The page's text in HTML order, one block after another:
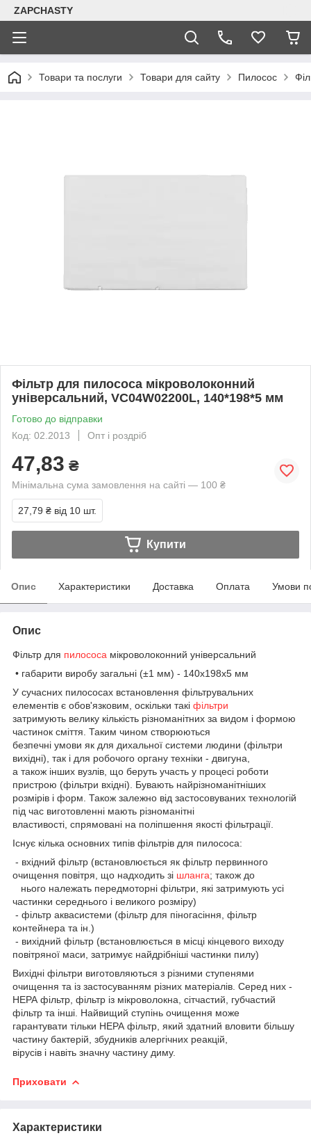
ZAPCHASTY
Товари та послуги Товари для сайту Пилосос
Фільтр для пилососа мікроволоконний
універсальний, VC04W02200L, 140*198*5 мм
Готово до відправки
Код: 02.2013
Опт і роздріб
47,83 ₴
Мінімальна сума замовлення на сайті — 100 ₴
27,79 ₴ від 10 шт.
Купити
Опис Характеристики Доставка Оплата Умови
Опис
Фільтр для пилососа мікроволоконний універсальний
• габарити виробу загальні (±1 мм) - 140х198х5 мм
У сучасних пилососах встановлення фільтрувальних
елементів є обов'язковим, оскільки такі фільтри
затримують велику кількість різноманітних за видом і формою
частинок сміття. Таким чином створюються
безпечні умови як для дихальної системи людини (фільтри
вихідні), так і для робочого органу техніки - двигуна,
а також інших вузлів, що беруть участь у процесі роботи
пристрою (фільтри вхідні). Бувають найрізноманітніших
розмірів і форм. Також залежно від застосовуваних технологій
під час виготовленні мають різноманітні
властивості, спрямовані на поліпшення якості фільтрації.
Існує кілька основних типів фільтрів для пилососа:
- вхідний фільтр (встановлюється як фільтр первинного
очищення повітря, що надходить зі шланга; також до
нього належать передмоторні фільтри, які затримують усі
частинки середнього і великого розміру)
- фільтр аквасистеми (фільтр для піногасіння, фільтр
контейнера та ін.)
- вихідний фільтр (встановлюється в місці кінцевого виходу
повітряної маси, затримує найдрібніші частинки пилу)
Вихідні фільтри виготовляються з різними ступенями
очищення та із застосуванням різних матеріалів. Серед них -
НЕРА фільтр, фільтр із мікроволокна, сітчастий, губчастий
фільтр та інші. Найвищий ступінь очищення може
гарантувати тільки НЕРА фільтр, який здатний вловити більшу
частину бактерій, збудників алергічних реакцій,
вірусів і навіть значну частину диму.
Приховати
Характеристики